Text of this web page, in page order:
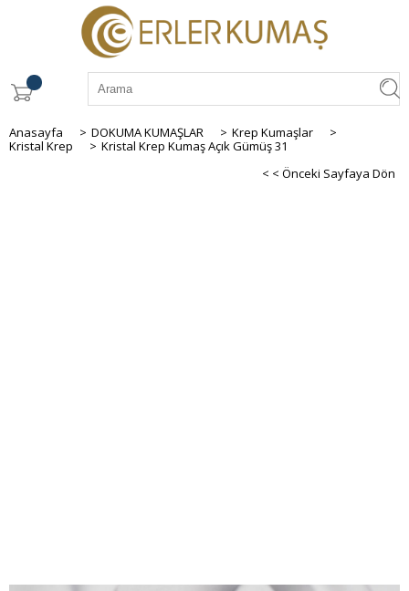
Anasayfa > DOKUMA KUMAŞLAR > Krep Kumaşlar
>
Kristal Krep
> Kristal Krep Kumaş Açık Gümüş 31
< < Önceki Sayfaya Dön